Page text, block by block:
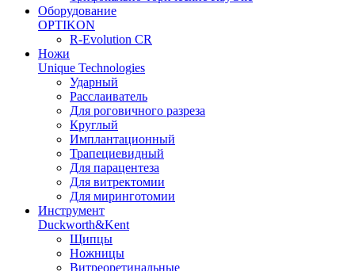
Оборудование
OPTIKON
R-Evolution CR
Ножи
Unique Technologies
Ударный
Раcслаиватель
Для роговичного разреза
Круглый
Имплантационный
Трапециевидный
Для парацентеза
Для витректомии
Для миринготомии
Инструмент
Duckworth&Kent
Щипцы
Ножницы
Витреоретинальные